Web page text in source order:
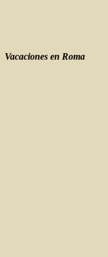
Vacaciones en Roma